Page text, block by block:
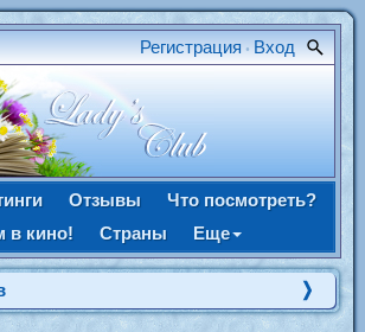
Регистрация • Вход
Отзывы
Что посмотреть?
в кино!
Страны Еще